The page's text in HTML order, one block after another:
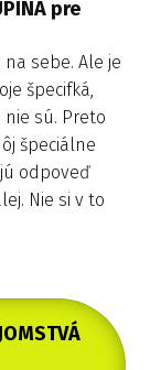
pre
sebe. Ale je
špecifká,
sú. Preto
špeciálne
odpoveď
Nie si v to